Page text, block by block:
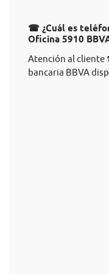
☎ ¿Cuál es
Oficina 5910
Atención al cliente
bancaria BBVA